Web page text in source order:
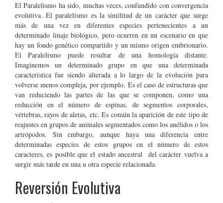
El Paralelismo ha sido, muchas veces, confundido con convergencia
evolutiva. El paralelismo es la similitud de un carácter que surge
más de una vez en diferentes especies pertenecientes a un
determinado linaje biológico, pero ocurren en un escenario en que
hay un fondo genético compartido y un mismo origen embrionario.
El Paralelismo puede resultar de una homología distante.
Imaginemos un determinado grupo en que una determinada
característica fue siendo alterada a lo largo de la evolución para
volverse menos compleja, por ejemplo. Es el caso de estructuras que
van reduciendo las partes de las que se componen, como una
reducción en el número de espinas, de segmentos corporales,
vértebras, rayos de aletas, etc. Es común la aparición de este tipo de
reajustes en grupos de animales segmentados como los anélidos o los
artrópodos. Sin embargo, aunque haya una diferencia entre
determinadas especies de estos grupos en el número de estos
caracteres, es posible que el estado ancestral del carácter vuelva a
surgir más tarde en una u otra especie relacionada.
Reversión Evolutiva